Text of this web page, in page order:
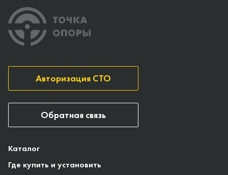
Каталог
Где купить и установить
Авторизация СТО
Обратная связь